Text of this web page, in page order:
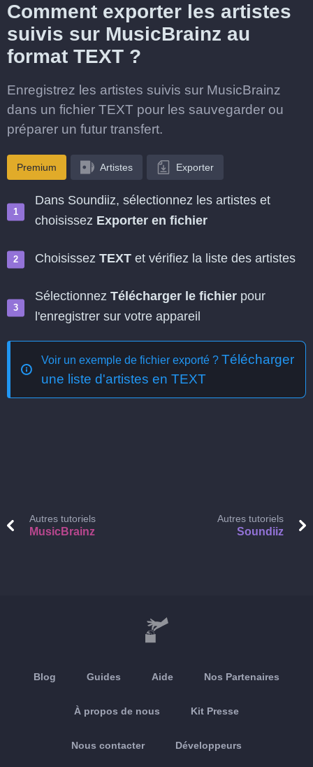
Comment exporter les artistes
suivis sur MusicBrainz au
format TEXT ?
Enregistrez les artistes suivis sur MusicBrainz
dans un fichier TEXT pour les sauvegarder ou
préparer un futur transfert.
Premium Artistes Exporter
Dans Soundiiz, sélectionnez les artistes et
choisissez Exporter en fichier
Choisissez TEXT et vérifiez la liste des artistes
Sélectionnez Télécharger le fichier pour
l'enregistrer sur votre appareil
Voir un exemple de fichier exporté ? Télécharger
une liste d'artistes en TEXT
Autres tutoriels
MusicBrainz
Autres tutoriels
Soundiiz
Blog Guides Aide Nos Partenaires
À propos de nous Kit Presse
Nous contacter Développeurs